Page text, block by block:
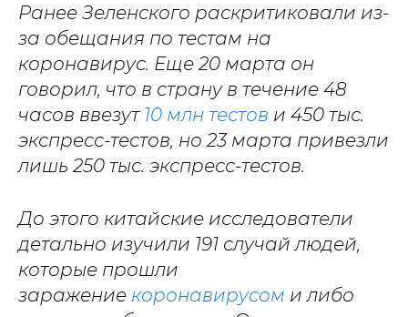
Ранее Зеленского раскритиковали из-
за обещания по тестам на
коронавирус. Еще 20 марта он
говорил, что в страну в течение 48
часов ввезут 10 млн тестов и 450 тыс.
экспресс-тестов, но 23 марта привезли
лишь 250 тыс. экспресс-тестов.
До этого китайские исследователи
детально изучили 191 случай людей,
которые прошли
заражение коронавирусом и либо